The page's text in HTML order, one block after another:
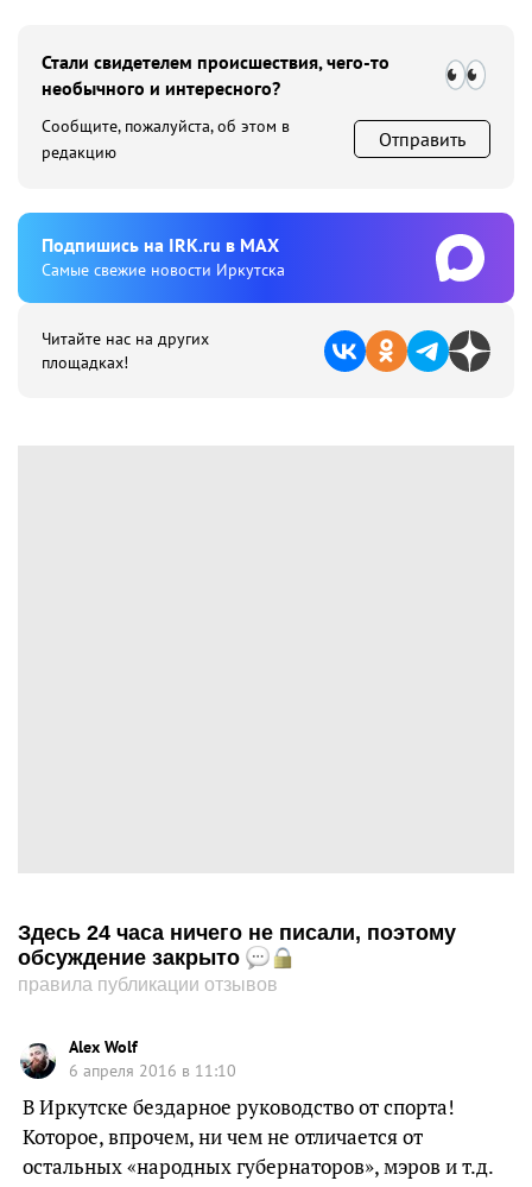
Стали свидетелем происшествия, чего-то
необычного и интересного?
Сообщите, пожалуйста, об этом в
редакцию
Отправить
Подпишиcь на IRK.ru в MAX
Cамые свежие новости Иркутска
Читайте нас на других
площадках!
Здесь 24 часа ничего не писали, поэтому
обсуждение закрыто
правила публикации отзывов
Alex Wolf
6 апреля 2016 в 11:10
В Иркутске бездарное руководство от спорта!
Которое, впрочем, ни чем не отличается от
остальных «народных губернаторов», мэров и т.д.